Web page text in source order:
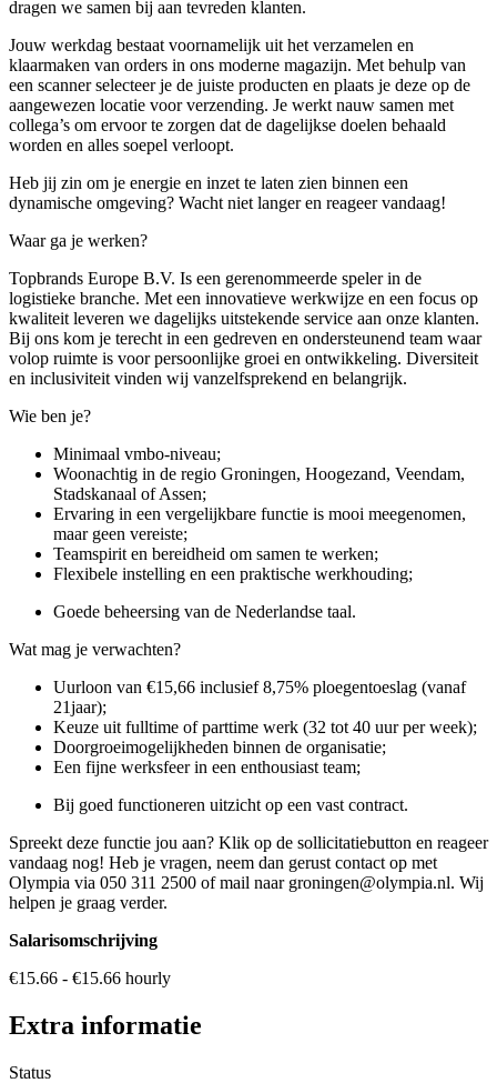
dragen we samen bij aan tevreden klanten.
Jouw werkdag bestaat voornamelijk uit het verzamelen en
klaarmaken van orders in ons moderne magazijn. Met behulp van
een scanner selecteer je de juiste producten en plaats je deze op de
aangewezen locatie voor verzending. Je werkt nauw samen met
collega’s om ervoor te zorgen dat de dagelijkse doelen behaald
worden en alles soepel verloopt.
Heb jij zin om je energie en inzet te laten zien binnen een
dynamische omgeving? Wacht niet langer en reageer vandaag!
Waar ga je werken?
Topbrands Europe B.V. Is een gerenommeerde speler in de
logistieke branche. Met een innovatieve werkwijze en een focus op
kwaliteit leveren we dagelijks uitstekende service aan onze klanten.
Bij ons kom je terecht in een gedreven en ondersteunend team waar
volop ruimte is voor persoonlijke groei en ontwikkeling. Diversiteit
en inclusiviteit vinden wij vanzelfsprekend en belangrijk.
Wie ben je?
Minimaal vmbo-niveau;
Woonachtig in de regio Groningen, Hoogezand, Veendam,
Stadskanaal of Assen;
Ervaring in een vergelijkbare functie is mooi meegenomen,
maar geen vereiste;
Teamspirit en bereidheid om samen te werken;
Flexibele instelling en een praktische werkhouding;
Goede beheersing van de Nederlandse taal.
Wat mag je verwachten?
Uurloon van €15,66 inclusief 8,75% ploegentoeslag (vanaf
21jaar);
Keuze uit fulltime of parttime werk (32 tot 40 uur per week);
Doorgroeimogelijkheden binnen de organisatie;
Een fijne werksfeer in een enthousiast team;
Bij goed functioneren uitzicht op een vast contract.
Spreekt deze functie jou aan? Klik op de sollicitatiebutton en reageer
vandaag nog! Heb je vragen, neem dan gerust contact op met
Olympia via 050 311 2500 of mail naar groningen@olympia.nl. Wij
helpen je graag verder.
Salarisomschrijving
€15.66 - €15.66 hourly
Extra informatie
Status